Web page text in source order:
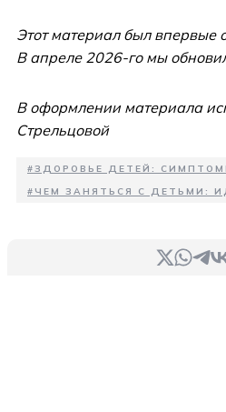
Этот материал был впервые
В апреле 2026-го мы
В оформлении материала
Стрельцовой
#ЗДОРОВЬЕ ДЕТЕЙ:
#ЧЕМ ЗАНЯТЬСЯ С ДЕТЬМИ: